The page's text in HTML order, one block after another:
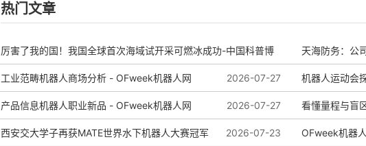
热门文章
厉害了我的国！我国全球首次海域试开采可燃冰成功-中国科普博
览
2026-08-04
天海防务：公
务
工业范畴机器人商场分析 - OFweek机器人网 2026-07-27 机器人运动会
啥看头？
产品信息机器人职业新品 - OFweek机器人网 2026-07-27 看懂量程与盲
西安交大学子再获MATE世界水下机器人大赛冠军 2026-07-23 OFweek机器